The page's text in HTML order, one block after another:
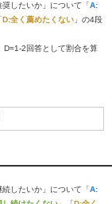
したいか」について「A:
D:全く薦めたくない 」の4段
2回答として割合を算
したいか」について「A: